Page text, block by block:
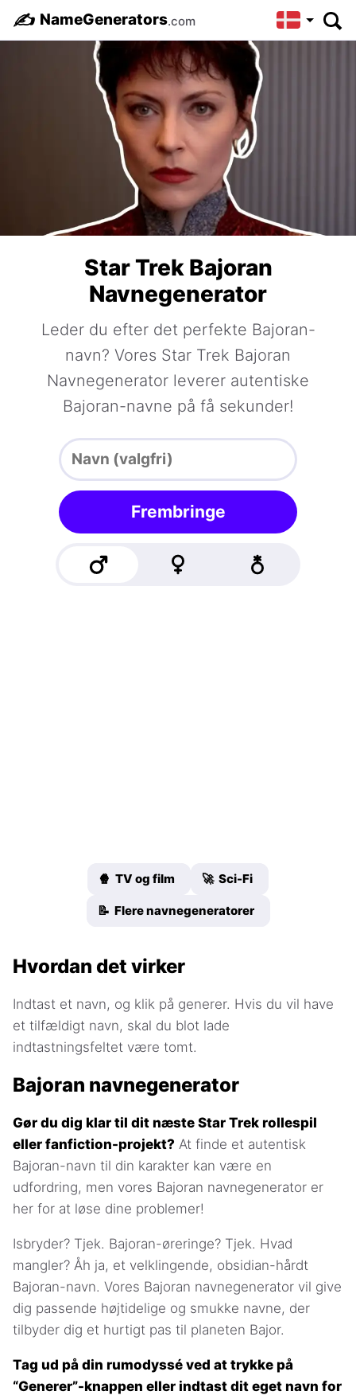
✍️ NameGenerators.com
Star Trek Bajoran
Navnegenerator
Leder du efter det perfekte Bajoran-
navn? Vores Star Trek Bajoran
Navnegenerator leverer autentiske
Bajoran-navne på få sekunder!
Frembringe
🍿 TV og film 🚀 Sci-Fi
📝 Flere navnegeneratorer
Hvordan det virker
Indtast et navn, og klik på generer. Hvis du vil have
et tilfældigt navn, skal du blot lade
indtastningsfeltet være tomt.
Bajoran navnegenerator
Gør du dig klar til dit næste Star Trek rollespil
eller fanfiction-projekt? At finde et autentisk
Bajoran-navn til din karakter kan være en
udfordring, men vores Bajoran navnegenerator er
her for at løse dine problemer!
Isbryder? Tjek. Bajoran-øreringe? Tjek. Hvad
mangler? Åh ja, et velklingende, obsidian-hårdt
Bajoran-navn. Vores Bajoran navnegenerator vil give
dig passende højtidelige og smukke navne, der
tilbyder dig et hurtigt pas til planeten Bajor.
Tag ud på din rumodyssé ved at trykke på
“Generer”-knappen eller indtast dit eget navn for